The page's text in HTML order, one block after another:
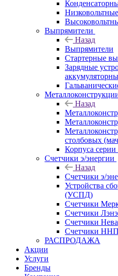
Выпрямители
Назад
Выпрямители
Стартерные
Зарядные
Назад
столбовых
Корпуса
Счетчики э/энергии
Назад
Счетчики э/
Устройства
(УСПД)
Счетчики
Счетчики
Счетчики Нева
Счетчики
РАСПРОДАЖА
Акции
Услуги
Бренды